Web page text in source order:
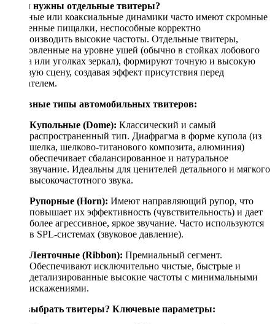
Зачем нужны отдельные твитеры?
Штатные или коаксиальные динамики часто имеют скромные
встроенные пищалки, неспособные корректно
воспроизводить высокие частоты. Отдельные твитеры,
установленные на уровне ушей (обычно в стойках лобового
стекла или уголках зеркал), формируют точную и высокую
звуковую сцену, создавая эффект присутствия перед
слушателем.
Основные типы автомобильных твитеров:
Купольные (Dome): Классический и самый
распространенный тип. Диафрагма в форме купола (из
шелка, шелково-титанового композита, алюминия)
обеспечивает сбалансированное и натуральное
звучание. Идеальны для ценителей детального и мягкого
высокочастотного звука.
Рупорные (Horn): Имеют направляющий рупор, что
повышает их эффективность (чувствительность) и дает
более агрессивное, яркое звучание. Часто используются
в SPL-системах (звуковое давление).
Ленточные (Ribbon): Премиальный сегмент.
Обеспечивают исключительно чистые, быстрые и
детализированные высокие частоты с минимальными
искажениями.
Как выбрать твитеры? Ключевые параметры: